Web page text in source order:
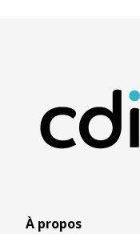
À propos